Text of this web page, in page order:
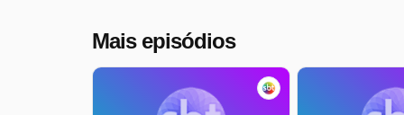
Mais episódios